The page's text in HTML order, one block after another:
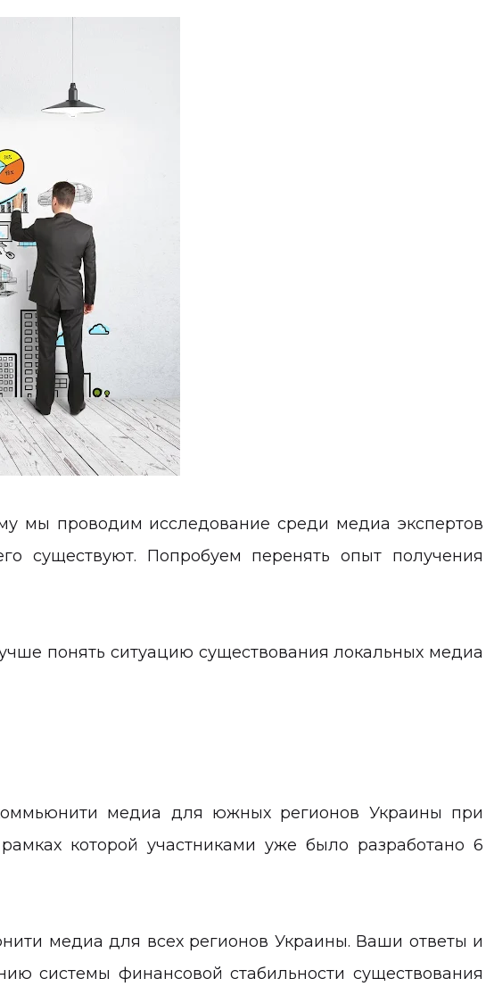
мы проводим исследование среди медиа экспертов
Попробуем перенять опыт получения
понять ситуацию существования локальных медиа
медиа для южных регионов Украины при
которой участниками уже было разработано 6
медиа для всех регионов Украины. Ваши ответы и
системы финансовой стабильности существования